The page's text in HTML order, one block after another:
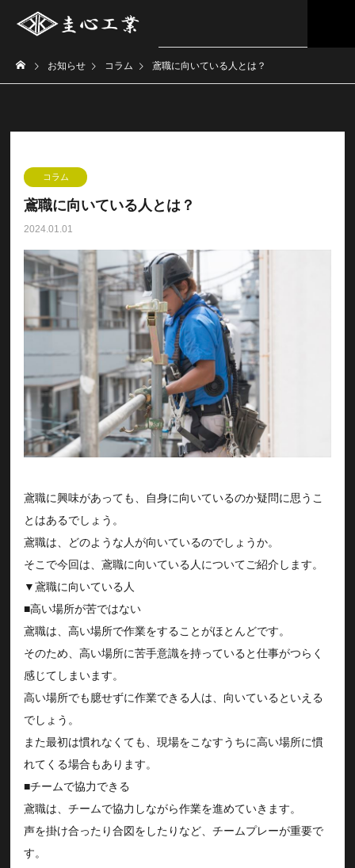
お知らせ コラム 鳶職に向いている人とは？
コラム
鳶職に向いている人とは？
2024.01.01
鳶職に興味があっても、自身に向いているのか疑問に思うこ
とはあるでしょう。
鳶職は、どのような人が向いているのでしょうか。
そこで今回は、鳶職に向いている人についてご紹介します。
▼鳶職に向いている人
■高い場所が苦ではない
鳶職は、高い場所で作業をすることがほとんどです。
そのため、高い場所に苦手意識を持っていると仕事がつらく
感じてしまいます。
高い場所でも臆せずに作業できる人は、向いているといえる
でしょう。
また最初は慣れなくても、現場をこなすうちに高い場所に慣
れてくる場合もあります。
■チームで協力できる
鳶職は、チームで協力しながら作業を進めていきます。
声を掛け合ったり合図をしたりなど、チームプレーが重要で
す。